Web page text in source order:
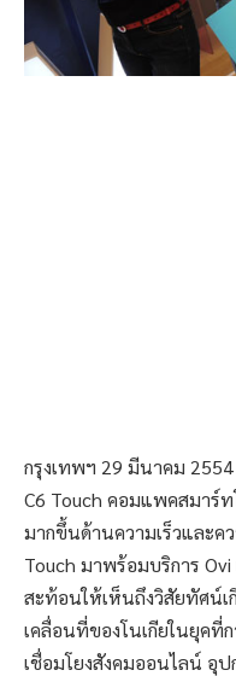
กรุงเทพฯ 29 มีนาคม 2554
C6 Touch คอมแพคสมาร์
มากขึ้นด้านความเร็วและค
Touch มาพร้อมบริการ
สะท้อนให้เห็นถึงวิสัยทัศน์เ
เคลื่อนที่ของโนเกียในยุคที่
เชื่อมโยงสังคมออนไลน์ อุ